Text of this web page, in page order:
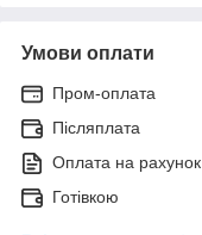
Умови оплати
Пром-оплата
Післяплата
Оплата на рахунок
Готівкою